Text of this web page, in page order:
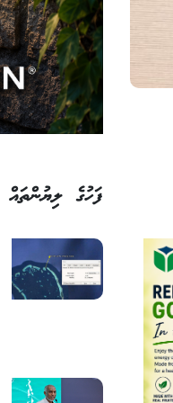
ފަހުގެ ލިޔުންތައް